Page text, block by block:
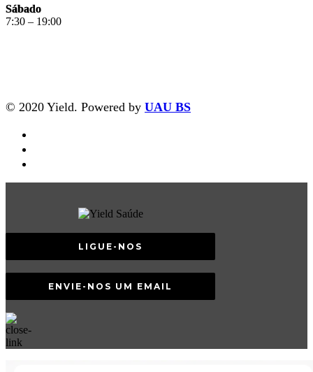
Sábado
7:30 – 19:00
© 2020 Yield. Powered by UAU BS
LIGUE-NOS
ENVIE-NOS UM EMAIL